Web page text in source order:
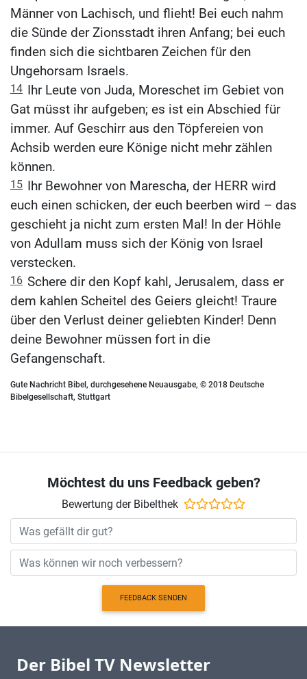
Männer von Lachisch, und flieht! Bei euch nahm
die Sünde der Zionsstadt ihren Anfang; bei euch
finden sich die sichtbaren Zeichen für den
Ungehorsam Israels.
14 Ihr Leute von Juda, Moreschet im Gebiet von
Gat müsst ihr aufgeben; es ist ein Abschied für
immer. Auf Geschirr aus den Töpfereien von
Achsib werden eure Könige nicht mehr zählen
können.
15 Ihr Bewohner von Marescha, der HERR wird
euch einen schicken, der euch beerben wird – das
geschieht ja nicht zum ersten Mal! In der Höhle
von Adullam muss sich der König von Israel
verstecken.
16 Schere dir den Kopf kahl, Jerusalem, dass er
dem kahlen Scheitel des Geiers gleicht! Traure
über den Verlust deiner geliebten Kinder! Denn
deine Bewohner müssen fort in die
Gefangenschaft.
Gute Nachricht Bibel, durchgesehene Neuausgabe, © 2018 Deutsche
Bibelgesellschaft, Stuttgart
Möchtest du uns Feedback geben?
Bewertung der Bibelthek
FEEDBACK SENDEN
Der Bibel TV Newsletter